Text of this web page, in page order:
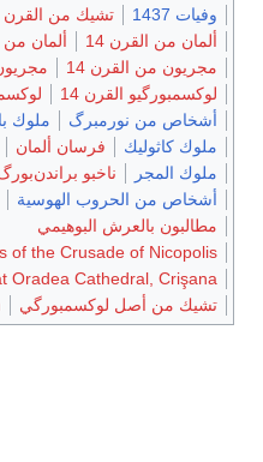
وفيات 1437
تشيك من القرن 14
ألمان من القرن 14
ألمان من
مجريون من القرن 14
لوكسمبورگيو القرن 14
أشخاص من نورمبرگ
ملوك
ملوك كاثوليك
فرسان ألمان
ملوك المجر
ناخبو
أشخاص من الحروب الهوسية
مطالبون بالعرش البوهيمي
of the Crusade of Nicopolis
Oradea Cathedral, Crişana
تشيك من أصل لوكسمبورگي